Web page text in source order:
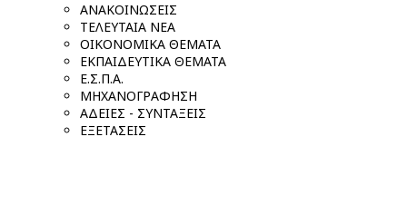
ΑΝΑΚΟΙΝΩΣΕΙΣ
ΤΕΛΕΥΤΑΙΑ ΝΕΑ
ΟΙΚΟΝΟΜΙΚΑ ΘΕΜΑΤΑ
ΕΚΠΑΙΔΕΥΤΙΚΑ ΘΕΜΑΤΑ
Ε.Σ.Π.Α.
ΜΗΧΑΝΟΓΡΑΦΗΣΗ
ΑΔΕΙΕΣ - ΣΥΝΤΑΞΕΙΣ
ΕΞΕΤΑΣΕΙΣ